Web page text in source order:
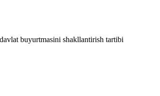
buyurtmasini shakllantirish tartibi